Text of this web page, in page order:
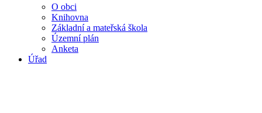
O obci
Knihovna
Základní a mateřská škola
Územní plán
Anketa
Úřad